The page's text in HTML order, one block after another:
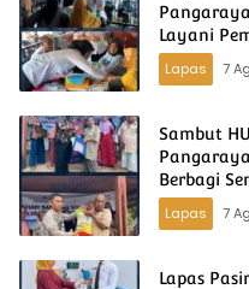
Layani
Lapas
7
Sambut
Berbagi
Mampu
Lapas 7
Lapas